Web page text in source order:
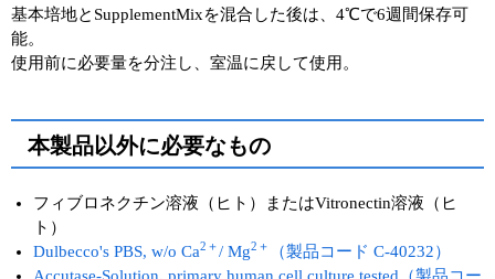
基本培地とSupplementMixを混合した後は、4℃で6週間保存可
能。
使用前に必要量を分注し、室温に戻して使用。
本製品以外に必要なもの
フィブロネクチン溶液（ヒト）またはVitronectin溶液（ヒ
ト）
Dulbecco's PBS, w/o Ca2＋/ Mg2＋
（製品コード C-40232）